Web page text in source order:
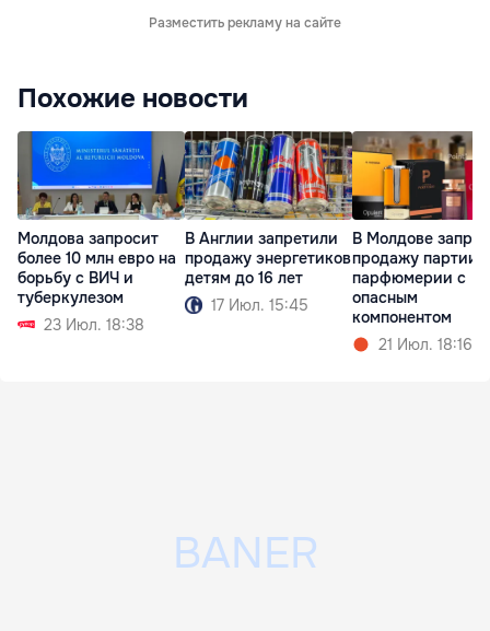
Разместить рекламу на сайте
Похожие новости
Молдова запросит
более 10 млн евро на
борьбу с ВИЧ и
туберкулезом
23 Июл. 18:38
В Англии запретили
продажу энергетиков
детям до 16 лет
17 Июл. 15:45
В Молдове
продажу партии
парфюмерии с
опасным
компонентом
21 Июл. 18:16